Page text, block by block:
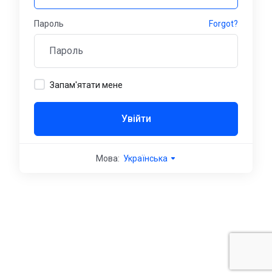
Пароль Forgot?
Запам'ятати мене
Увійти
Мова: Українська